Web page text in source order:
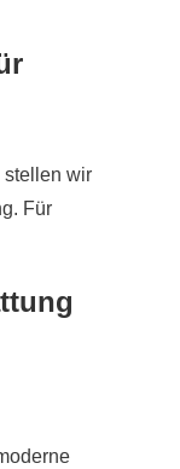
stellen wir
Für